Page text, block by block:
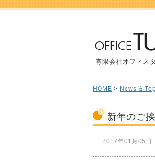
有限会社オフィス
HOME > News &
新年のご
2017年01月05日